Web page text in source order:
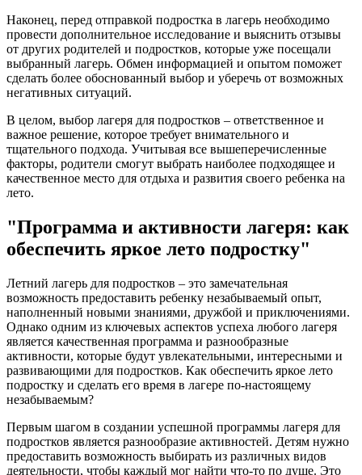
Наконец, перед отправкой подростка в лагерь необходимо
провести дополнительное исследование и выяснить отзывы
от других родителей и подростков, которые уже посещали
выбранный лагерь. Обмен информацией и опытом поможет
сделать более обоснованный выбор и уберечь от возможных
негативных ситуаций.
В целом, выбор лагеря для подростков – ответственное и
важное решение, которое требует внимательного и
тщательного подхода. Учитывая все вышеперечисленные
факторы, родители смогут выбрать наиболее подходящее и
качественное место для отдыха и развития своего ребенка на
лето.
"Программа и активности лагеря: как
обеспечить яркое лето подростку"
Летний лагерь для подростков – это замечательная
возможность предоставить ребенку незабываемый опыт,
наполненный новыми знаниями, дружбой и приключениями.
Однако одним из ключевых аспектов успеха любого лагеря
является качественная программа и разнообразные
активности, которые будут увлекательными, интересными и
развивающими для подростков. Как обеспечить яркое лето
подростку и сделать его время в лагере по-настоящему
незабываемым?
Первым шагом в создании успешной программы лагеря для
подростков является разнообразие активностей. Детям нужно
предоставить возможность выбирать из различных видов
деятельности, чтобы каждый мог найти что-то по душе. Это